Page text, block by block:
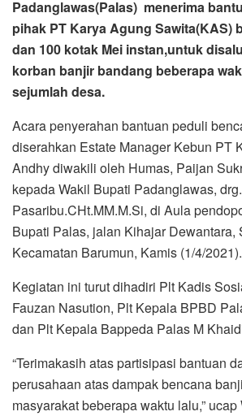
Padanglawas(Palas) menerima
pihak PT Karya Agung Sawita(KAS)
dan 100 kotak Mei instan,untuk
korban banjir bandang beberapa
sejumlah desa.
Acara penyerahan bantuan peduli
diserahkan Estate Manager Kebun PT
Andhy diwakili oleh Humas, Paijan
kepada Wakil Bupati Padanglawas,
Pasaribu.CHt.MM.M.Si, di Aula
Bupati Palas, jalan Kihajar Dewantara,
Kecamatan Barumun, Kamis (1/4/2021).
Kegiatan ini turut dihadiri Plt Kadis
Fauzan Nasution, Plt Kepala BPBD
dan Plt Kepala Bappeda Palas M
“Terimakasih atas partisipasi bantuan
perusahaan atas dampak bencana
masyarakat beberapa waktu lalu,” ucap